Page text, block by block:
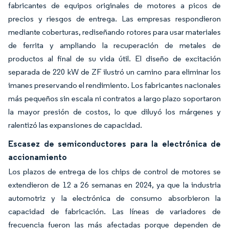
fabricantes de equipos originales de motores a picos de
precios y riesgos de entrega. Las empresas respondieron
mediante coberturas, rediseñando rotores para usar materiales
de ferrita y ampliando la recuperación de metales de
productos al final de su vida útil. El diseño de excitación
separada de 220 kW de ZF ilustró un camino para eliminar los
imanes preservando el rendimiento. Los fabricantes nacionales
más pequeños sin escala ni contratos a largo plazo soportaron
la mayor presión de costos, lo que diluyó los márgenes y
ralentizó las expansiones de capacidad.
Escasez de semiconductores para la electrónica de
accionamiento
Los plazos de entrega de los chips de control de motores se
extendieron de 12 a 26 semanas en 2024, ya que la industria
automotriz y la electrónica de consumo absorbieron la
capacidad de fabricación. Las líneas de variadores de
frecuencia fueron las más afectadas porque dependen de